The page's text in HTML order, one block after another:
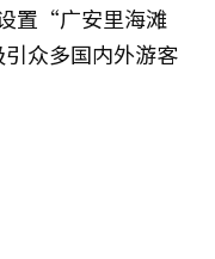
置“广安里海滩
众多国内外游客